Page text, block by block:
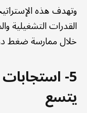
وتهدف هذه
القدرات التشغيلية
خلال ممارسة ضغط
5-
يتسع